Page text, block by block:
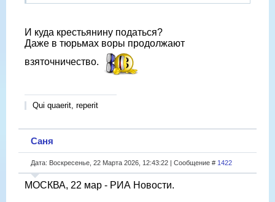
И куда крестьянину податься?
Даже в тюрьмах воры продолжают
взяточничество.
Qui quaerit, reperit
Саня
Дата: Воскресенье, 22 Марта 2026, 12:43:22 | Сообщение # 1422
МОСКВА, 22 мар - РИА Новости.